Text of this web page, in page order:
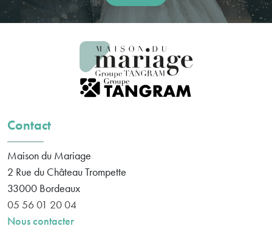
Contact
Maison du Mariage
2 Rue du Château Trompette
33000 Bordeaux
05 56 01 20 04
Nous contacter